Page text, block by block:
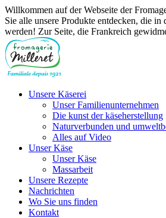
Willkommen auf der Webseite der
Sie alle unsere Produkte entdecken, die in
werden! Zur Seite, die Frankreich
Unsere Käserei
Unser Familienunternehmen
Die kunst der käseherstellung
Naturverbunden und
Alles auf Video
Unser Käse
Unser Käse
Massarbeit
Unsere Rezepte
Nachrichten
Wo Sie uns finden
Kontakt